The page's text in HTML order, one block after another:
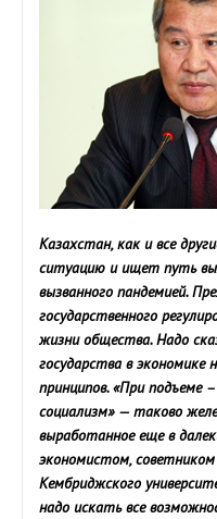
Казахстан, как и все
ситуацию и ищет путь
вызванного пандемией.
государственного
жизни общества. Надо
государства в
принципов. «При подъеме
социализм» — таково
выработанное еще в
экономистом,
Кембриджского
надо искать все